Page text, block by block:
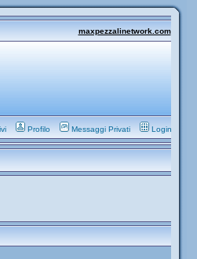
maxpezzalinetwork.com
Profilo Messaggi Privati Login